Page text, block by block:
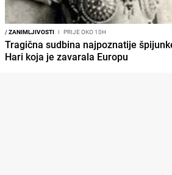
/ZANIMLJIVOSTI I PRIJE OKO 10H
Tragična sudbina najpoznatije
Hari koja je zavarala Europu